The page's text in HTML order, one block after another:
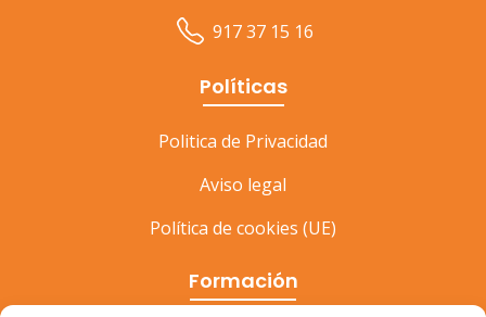
917 37 15 16
Políticas
Politica de Privacidad
Aviso legal
Política de cookies (UE)
Formación